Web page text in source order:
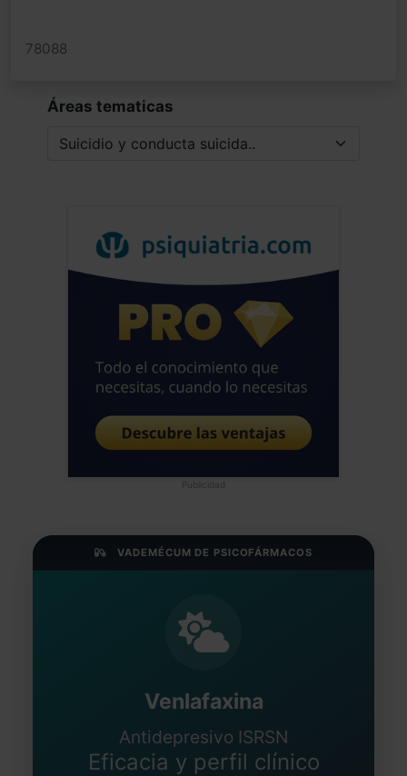
78088
Áreas tematicas
Publicidad
VADEMÉCUM DE PSICOFÁRMACOS
Venlafaxina
Antidepresivo ISRSN
Eficacia y perfil clínico